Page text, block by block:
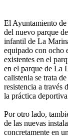
El Ayuntamiento
del nuevo parque
infantil de La
equipado con ocho
existentes en el
en el parque de La
calistenia se trata
resistencia a través
la práctica
Por otro lado,
de las nuevas
concretamente en